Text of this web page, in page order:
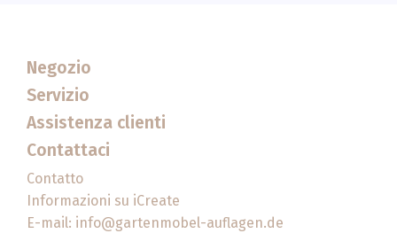
Negozio
Servizio
Assistenza clienti
Contattaci
Contatto
Informazioni su iCreate
E-mail: info@gartenmobel-auflagen.de